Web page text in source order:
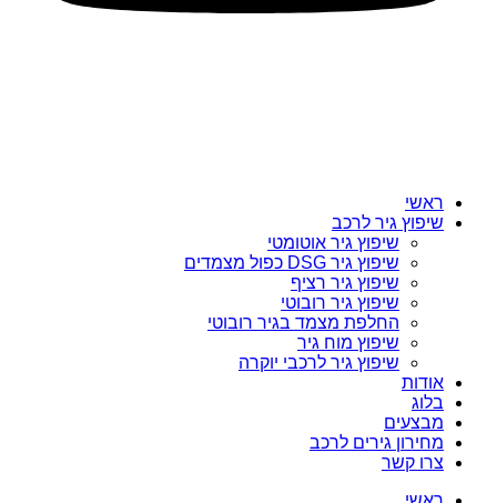
ראשי
שיפוץ גיר לרכב
שיפוץ גיר אוטומטי
שיפוץ גיר DSG כפול מצמדים
שיפוץ גיר רציף
שיפוץ גיר רובוטי
החלפת מצמד בגיר רובוטי
שיפוץ מוח גיר
שיפוץ גיר לרכבי יוקרה
אודות
בלוג
מבצעים
מחירון גירים לרכב
צרו קשר